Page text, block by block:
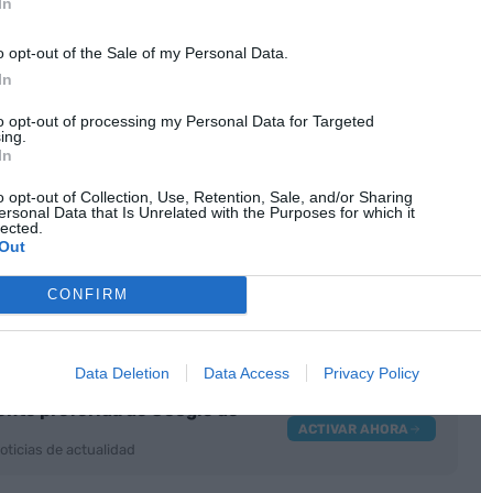
opt-out of the Sale of my Personal Data.
opt-out of processing my Personal Data for Targeted
opt-out of Collection, Use, Retention, Sale, and/or Sharing
Data that Is Unrelated with the Purposes for which it
CONFIRM
Data Deletion Data Access Privacy Policy
y adoptaremos esta decisión".
a la Moncloa, estos, ha recordado, han
el gobierno dePedro Sánchezha puesto sobre
otros como una posible "concentración
clientes" y la pérdida de crédito para las
también tendrá en cuenta el efecto de la OPA
en cuenta que el Sabadell concentra su
autónomas" como Catalunya.
preferida de Google de
de actualidad
ACTIVAR AHORA